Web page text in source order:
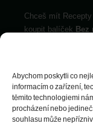
Abychom poskytli co
informacím o zařízení,
těmito technologiemi
procházení nebo
souhlasu může
Chceš mít
koupit balíček Bez